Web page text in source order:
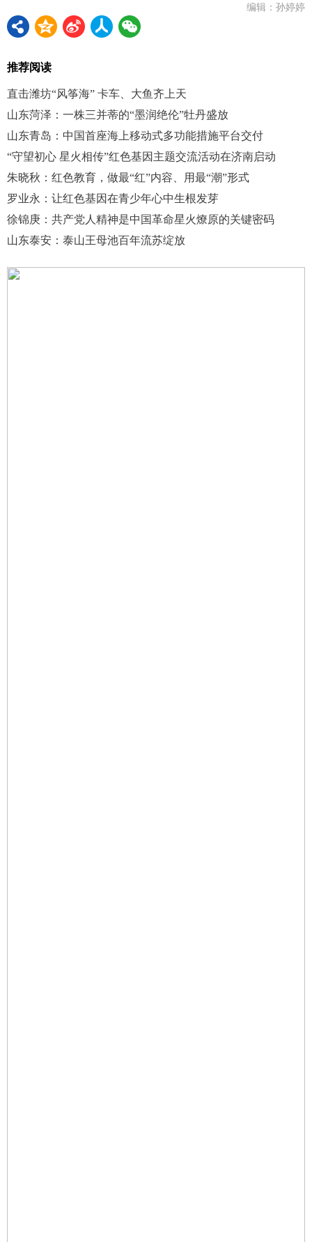
编辑：孙婷婷
推荐阅读
直击潍坊“风筝海” 卡车、大鱼齐上天
山东菏泽：一株三并蒂的“墨润绝伦”牡丹盛放
山东青岛：中国首座海上移动式多功能措施平台交付
“守望初心 星火相传”红色基因主题交流活动在济南启动
朱晓秋：红色教育，做最“红”内容、用最“潮”形式
罗业永：让红色基因在青少年心中生根发芽
徐锦庚：共产党人精神是中国革命星火燎原的关键密码
山东泰安：泰山王母池百年流苏绽放